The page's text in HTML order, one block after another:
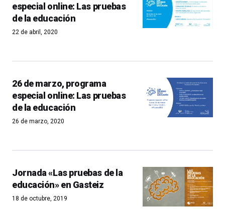
especial online: Las pruebas
de la educación
22 de abril, 2020
26 de marzo, programa
especial online: Las pruebas
de la educación
26 de marzo, 2020
Jornada «Las pruebas de la
educación» en Gasteiz
18 de octubre, 2019